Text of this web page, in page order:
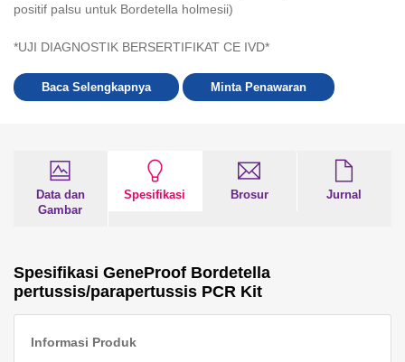
positif palsu untuk Bordetella holmesii)
*UJI DIAGNOSTIK BERSERTIFIKAT CE IVD*
Baca Selengkapnya Minta Penawaran
Data dan
Gambar
Spesifikasi Brosur Jurnal
Spesifikasi GeneProof Bordetella
pertussis/parapertussis PCR Kit
Informasi Produk